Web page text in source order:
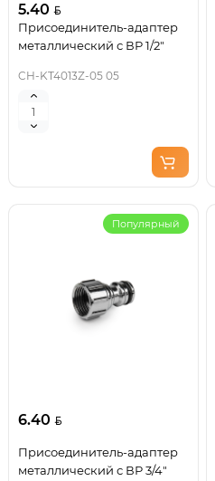
5.40
Присоединитель-адаптер
металлический с ВР 1/2"
CH-KT4013Z-05 05
Популярный
6.40
Присоединитель-адаптер
металлический с ВР 3/4"